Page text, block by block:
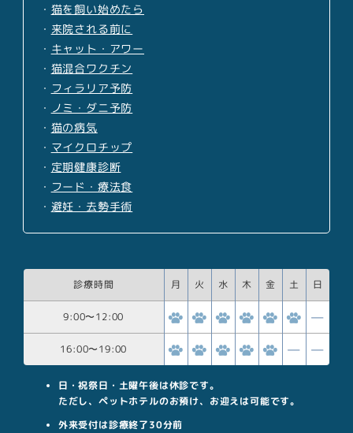
・ 猫を飼い始めたら
・ 来院される前に
・ キャット・アワー
・ 猫混合ワクチン
・ フィラリア予防
・ ノミ・ダニ予防
・ 猫の病気
・ マイクロチップ
・ 定期健康診断
・ フード・療法食
・ 避妊・去勢手術
診療時間 月 火 水 木 金 土 日
9:00〜12:00
16:00〜19:00
日・祝祭日・土曜午後は休診です。
ただし、ペットホテルのお預け、お迎えは可能です。
外来受付は診療終了30分前